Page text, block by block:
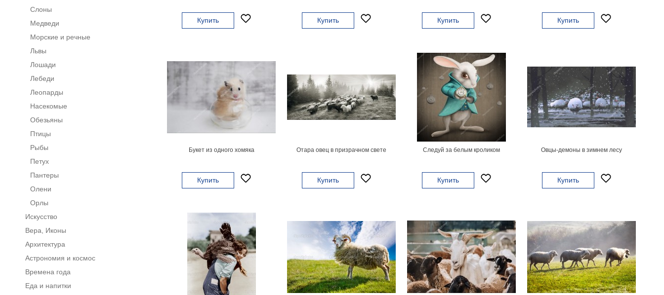
Купить Купить Купить Купить
Букет из одного хомяка
Купить
Отара овец в призрачном свете
Купить
Следуй за белым кроликом
Купить
Овцы-демоны в зимнем лесу
Купить
Слоны
Медведи
Морские и речные
Львы
Лошади
Лебеди
Леопарды
Насекомые
Обезьяны
Птицы
Рыбы
Петух
Пантеры
Олени
Орлы
Искусство
Вера, Иконы
Архитектура
Астрономия и космос
Времена года
Еда и напитки